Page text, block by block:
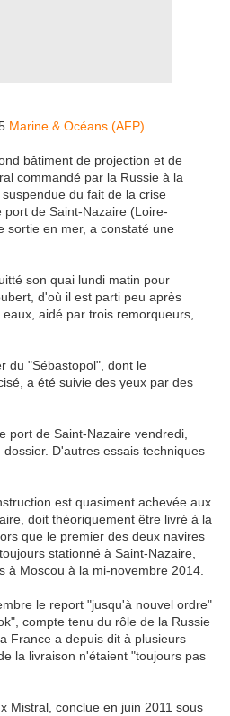
Marine & Océans (AFP)
bâtiment de projection et de
commandé par la Russie à la
du fait de la crise
de Saint-Nazaire (Loire-
sortie en mer, a constaté une
son quai lundi matin pour
d'où il est parti peu après
aidé par trois remorqueurs,
du "Sébastopol", dont le
a été suivie des yeux par des
port de Saint-Nazaire vendredi,
D'autres essais techniques
est quasiment achevée aux
doit théoriquement être livré à la
que le premier des deux navires
stationné à Saint-Nazaire,
à Moscou à la mi-novembre 2014.
le report "jusqu'à nouvel ordre"
compte tenu du rôle de la Russie
France a depuis dit à plusieurs
la livraison n'étaient "toujours pas
Mistral, conclue en juin 2011 sous